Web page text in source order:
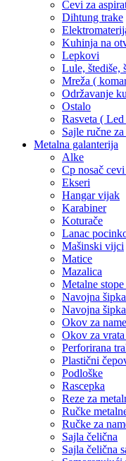
Cevi za
Dihtung trake
Kuhinja na
Lepkovi
Lule, štediše,
Mreža (
Održavanje
Ostalo
Rasveta (
Sajle ručne
Metalna galanterija
Alke
Cp nosač
Ekseri
Hangar vijak
Karabiner
Koturače
Lanac
Mašinski vijci
Matice
Mazalica
Metalne
Navojna
Navojna
Okov za
Okov za
Perforirana
Plastični
Podloške
Rascepka
Reze za
Ručke
Ručke za
Sajla čelična
Sajla čelična